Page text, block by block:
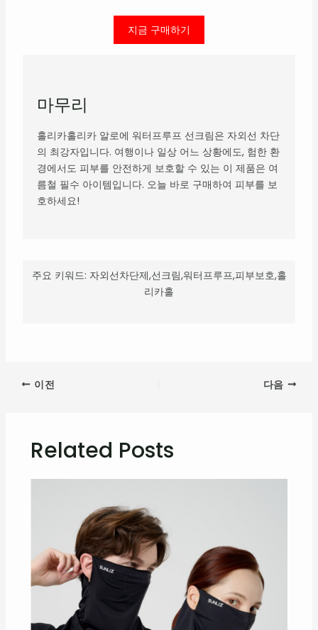
지금 구매하기
마무리
홀리카홀리카 알로에 워터프루프 선크림은 자외선 차단
의 최강자입니다. 여행이나 일상 어느 상황에도, 험한 환
경에서도 피부를 안전하게 보호할 수 있는 이 제품은 여
름철 필수 아이템입니다. 오늘 바로 구매하여 피부를 보
호하세요!
주요 키워드: 자외선차단제,선크림,워터프루프,피부보호,홀
리카홀
이전 다음
Related Posts